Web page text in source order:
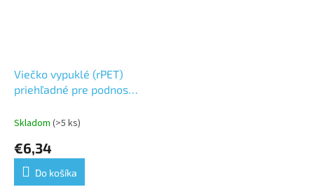
Viečko vypuklé (rPET)
priehľadné pre podnos
Skladom (>5 ks)
€6,34
Do košíka